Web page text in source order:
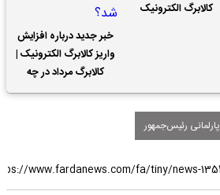
کالابرگ الکترونیک
خبر جدید درباره افزایش
واریز کالابرگ الکترونیک |
کالابرگ مرداد در چه
تاریخی واریز خواهد شد؟
رئیس‌جمهور